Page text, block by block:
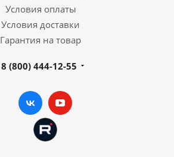
Условия оплаты
Условия доставки
Гарантия на товар
8 (800) 444-12-55